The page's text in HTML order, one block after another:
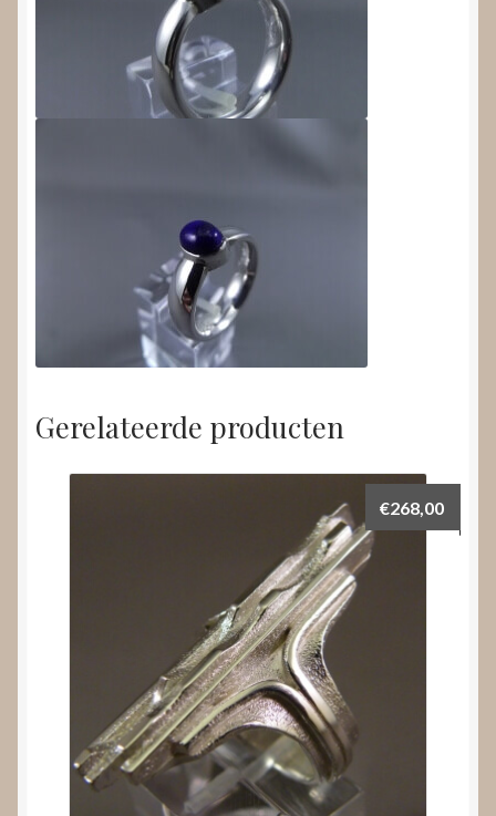
Gerelateerde producten
€268,00